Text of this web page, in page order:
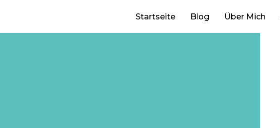
Startseite Blog Über Mich